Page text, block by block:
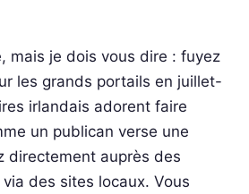
mais je dois vous dire : fuyez
les grands portails en juillet-
irlandais adorent faire
un publican verse une
directement auprès des
des sites locaux. Vous